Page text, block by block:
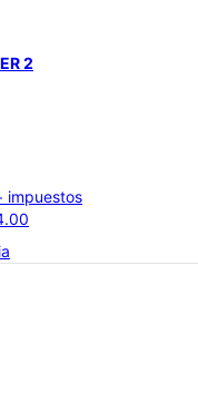
2
impuestos